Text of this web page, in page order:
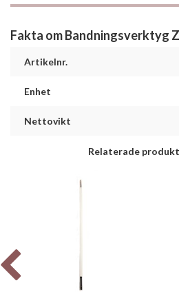
Fakta om Bandningsverktyg
Artikelnr.
Enhet
Nettovikt
Relaterade